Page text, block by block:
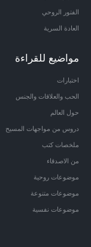
الفتور الروحي
العادة السرية
مواضيع للقراءة
اختبارات
الحب والعلاقات والجنس
حول العالم
دروس من مواجهات المسيح
ملخصات كتب
من الاصدقاء
موضوعات روحية
موضوعات متنوعة
موضوعات نفسية